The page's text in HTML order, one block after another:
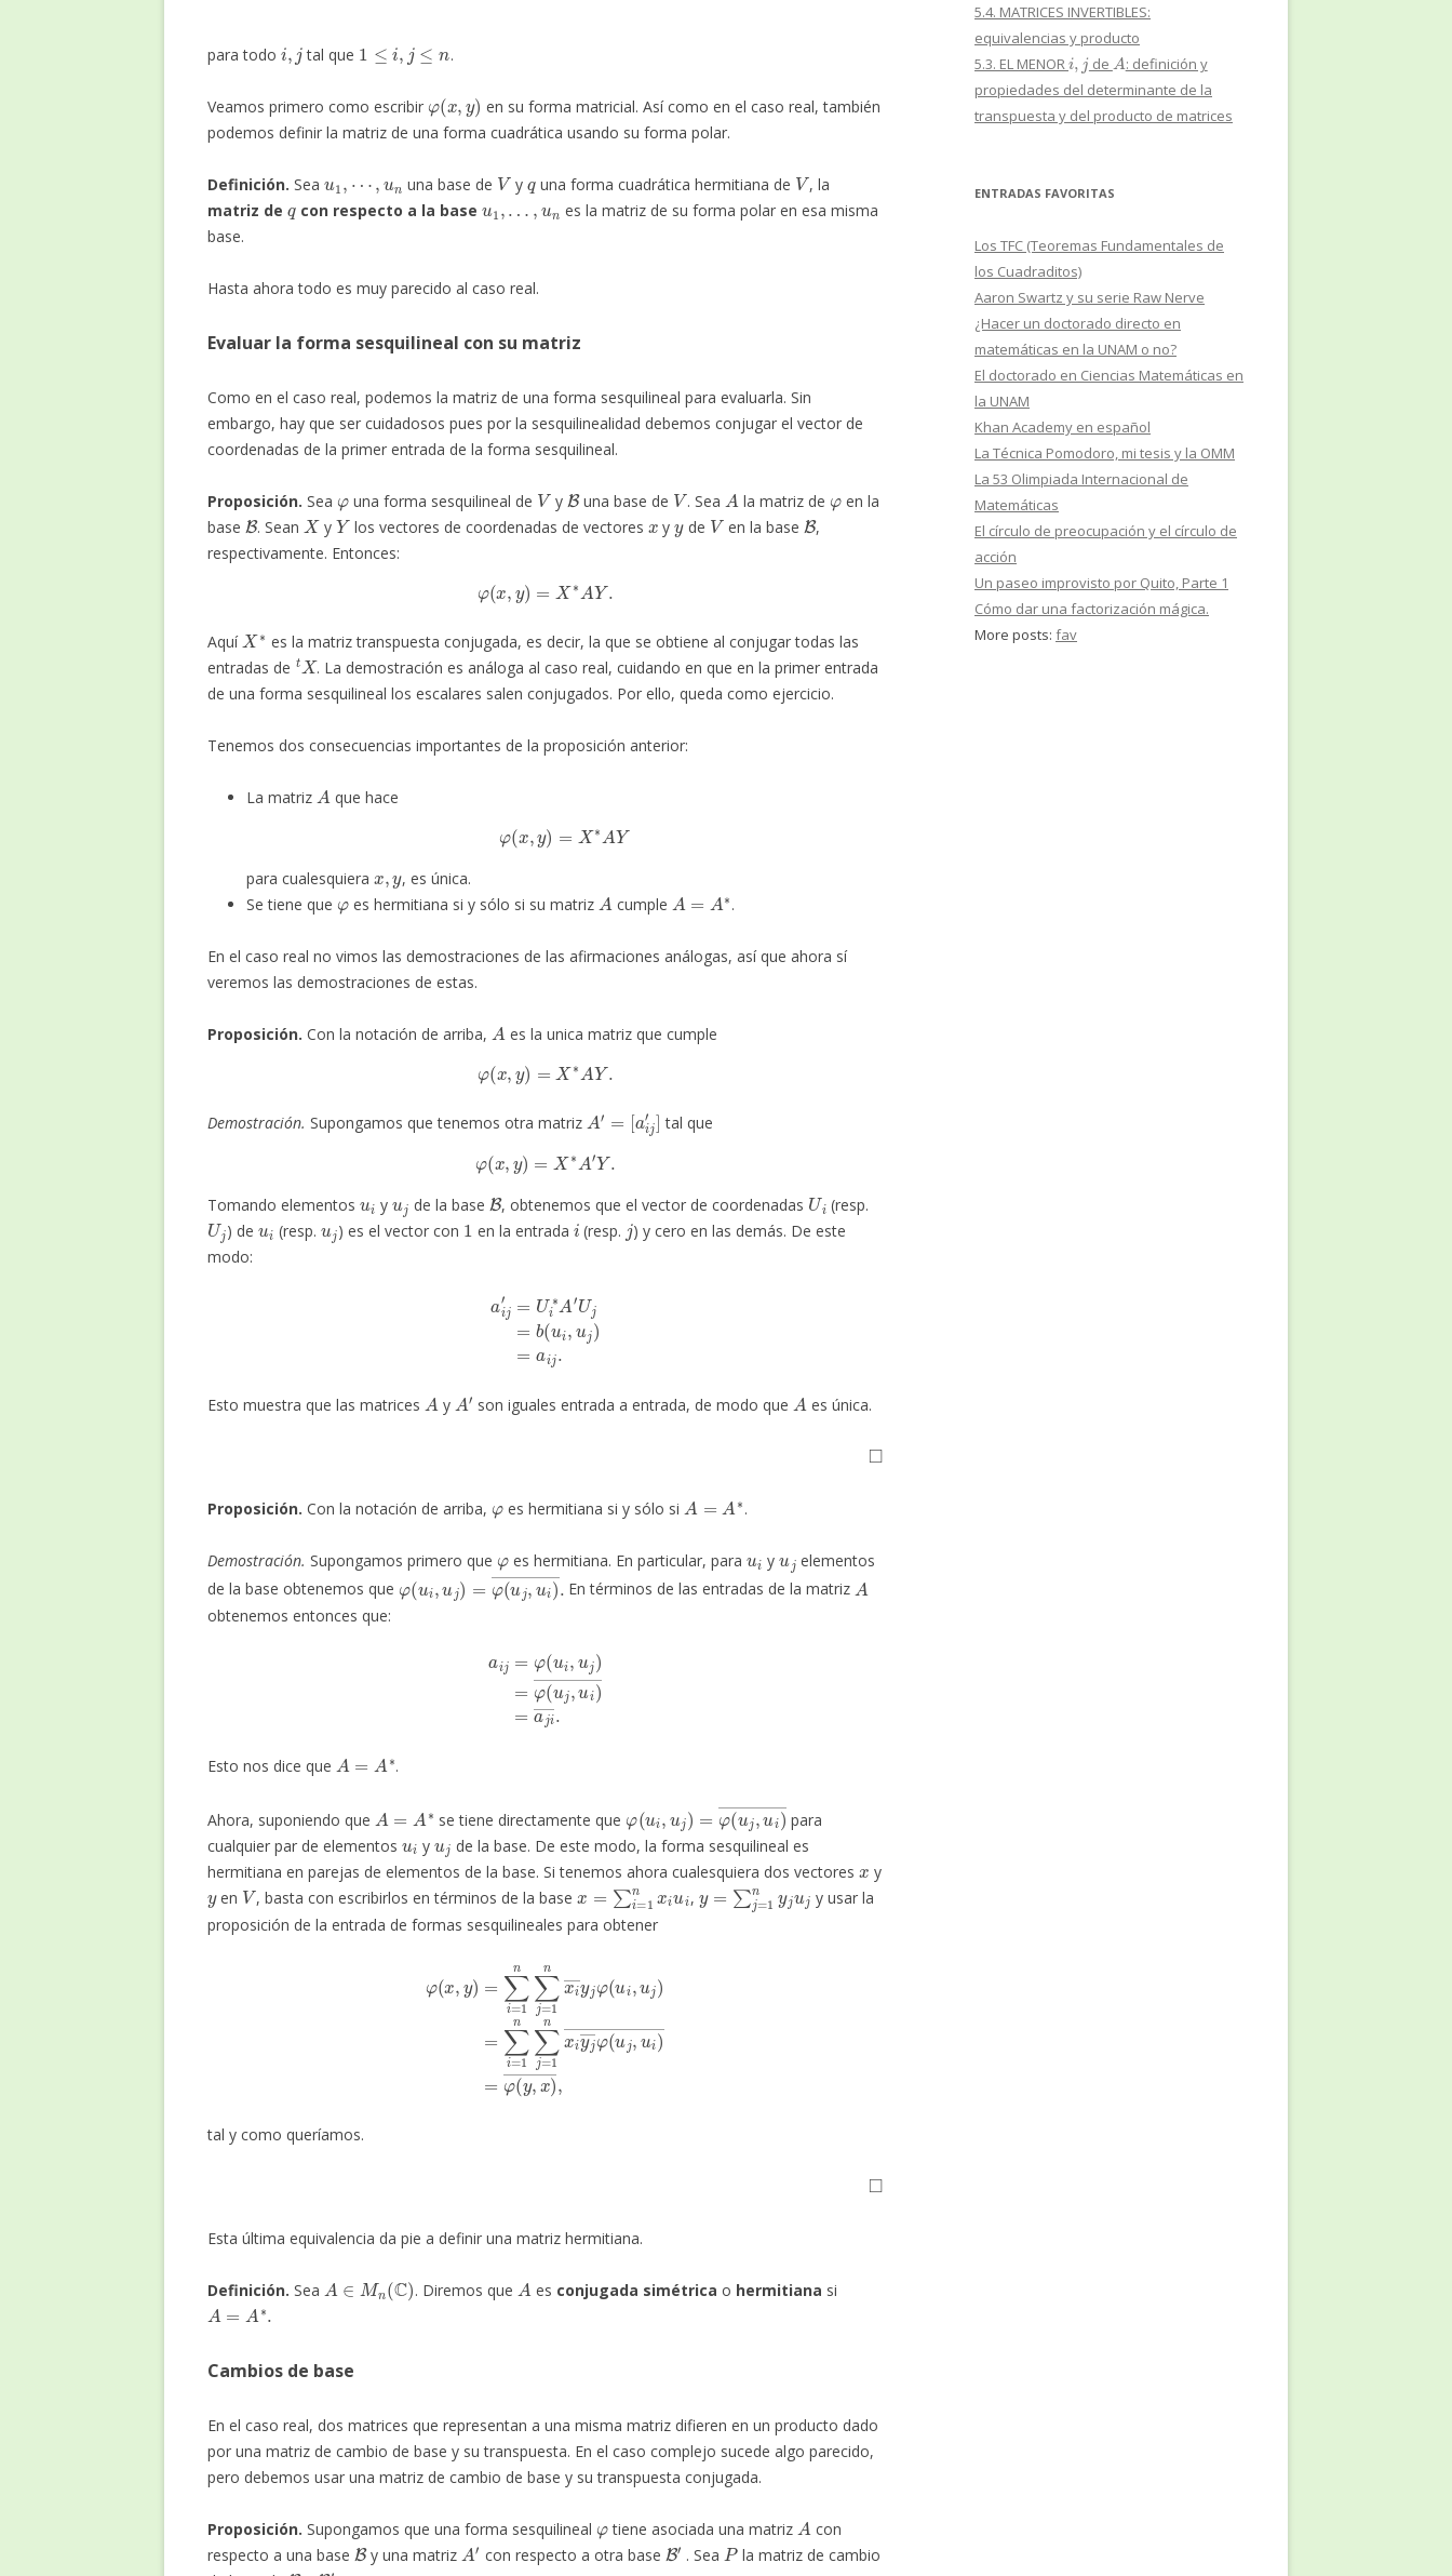
para todo
i
tal que
j≤ n
.
Veamos primero como escribir
(
en su forma matricial. Así como en el caso real, también
podemos definir la matriz de una forma cuadrática usando su forma polar.
Definición. Sea una base de
V
y una forma cuadrática hermitiana de
V
, la
matriz de
q
con respecto a la base
u 1 … ,u n
es la matriz de su forma polar en esa misma
base.
Hasta ahora todo es muy parecido al caso real.
Evaluar la forma sesquilineal con su matriz
Como en el caso real, podemos la matriz de una forma sesquilineal para evaluarla. Sin
embargo, hay que ser cuidadosos pues por la sesquilinealidad debemos conjugar el vector de
coordenadas de la primer entrada de la forma sesquilineal.
Proposición. Sea una forma sesquilineal de
V
y
B
una base de
V
. Sea
A
la matriz de
en la
base
B
. Sean
X
y
Y
los vectores de coordenadas de vectores
x
y
y
de
V
en la base
B
,
respectivamente. Entonces:
φ( x,y X∗AY.
Aquí
X∗
es la matriz transpuesta conjugada, es decir, la que se obtiene al conjugar todas las
entradas de
tX
. La demostración es análoga al caso real, cuidando en que en la primer entrada
de una forma sesquilineal los escalares salen conjugados. Por ello, queda como ejercicio.
Tenemos dos consecuencias importantes de la proposición anterior:
La matriz
A
que hace
φ( x,y ∗AY
para cualesquiera
, es única.
Se tiene que
φ
es hermitiana si y sólo si su matriz
A
cumple
A ∗
.
En el caso real no vimos las demostraciones de las afirmaciones análogas, así que ahora sí
veremos las demostraciones de estas.
Proposición. Con la notación de arriba,
A
es la unica matriz que cumple
φ( x,y X∗AY.
Demostración. Supongamos que tenemos otra matriz
A′= i ]
tal que
φ( x,y X∗A ′Y.
Tomando elementos y de la base
B
, obtenemos que el vector de coordenadas
U
(resp.
Uj
) de
ui
(resp.
uj
) es el vector con
1
en la entrada
i
(resp.
j
) y cero en las demás. De este
modo:
∗ Uj=b(ui,
Esto muestra que las matrices
A
y
A′
son iguales entrada a entrada, de modo que
A
es única.
◻
Proposición. Con la notación de arriba, es hermitiana si y sólo si
A ∗
.
Demostración. Supongamos primero que es hermitiana. En particular, para y
elementos
de la base obtenemos que
φ ( )= φ uj,ui)―.
En términos de las entradas de la matriz
A
obtenemos entonces que:
i,uj )= φ(uj, ui)―
Esto nos dice que
A ∗
.
Ahora, suponiendo que
A ∗
se tiene directamente que
(u )= uj,ui)―
para
cualquier par de elementos
ui
y
uj
de la base. De este modo, la forma sesquilineal es
hermitiana en parejas de elementos de la base. Si tenemos ahora cualesquiera dos vectores
y
y
en
V
, basta con escribirlos en términos de la base
x=∑i=1nxiui
,
y=∑j=1nyju j
y usar la
proposición de la entrada de formas sesquilineales para obtener
j)= i=
tal y como queríamos.
◻
Esta última equivalencia da pie a definir una matriz hermitiana.
Definición. Sea
A M n C)
. Diremos que
A
es conjugada simétrica o hermitiana si
A=A∗.
Cambios de base
En el caso real, dos matrices que representan a una misma matriz difieren en un producto dado
por una matriz de cambio de base y su transpuesta. En el caso complejo sucede algo parecido,
pero debemos usar una matriz de cambio de base y su transpuesta conjugada.
Proposición. Supongamos que una forma sesquilineal tiene asociada una matriz
A
con
respecto a una base
B
y una matriz
A′
con respecto a otra base
B′
. Sea
P
la matriz de cambio
B B′
5.4. MATRICES INVERTIBLES:
equivalencias y producto
5.3. EL MENOR i,j de A: definición y
propiedades del determinante de la
transpuesta y del producto de matrices
ENTRADAS FAVORITAS
Los TFC (Teoremas Fundamentales de
los Cuadraditos)
Aaron Swartz y su serie Raw Nerve
¿Hacer un doctorado directo en
matemáticas en la UNAM o no?
El doctorado en Ciencias Matemáticas en
la UNAM
Khan Academy en español
La Técnica Pomodoro, mi tesis y la OMM
La 53 Olimpiada Internacional de
Matemáticas
El círculo de preocupación y el círculo de
acción
Un paseo improvisto por Quito, Parte 1
Cómo dar una factorización mágica.
More posts: fav